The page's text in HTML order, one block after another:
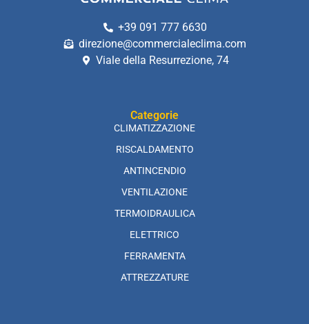
+39 091 777 6630
direzione@commercialeclima.com
Viale della Resurrezione, 74
Categorie
CLIMATIZZAZIONE
RISCALDAMENTO
ANTINCENDIO
VENTILAZIONE
TERMOIDRAULICA
ELETTRICO
FERRAMENTA
ATTREZZATURE